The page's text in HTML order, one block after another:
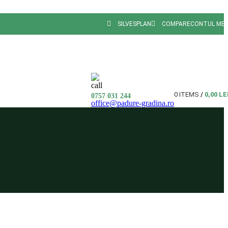
SILVESPLAN COMPARECONTUL
0757 031 244
office@padure-gradina.ro
0 ITEMS / 0,00